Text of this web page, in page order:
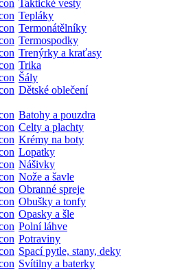
Taktické vesty
Tepláky
Termonátělníky
Termospodky
Trenýrky a kraťasy
Trika
Šály
Dětské oblečení
Batohy a pouzdra
Celty a plachty
Krémy na boty
Lopatky
Nášivky
Nože a šavle
Obranné spreje
Obušky a tonfy
Opasky a šle
Polní láhve
Potraviny
Spací pytle, stany, deky
Svítilny a baterky